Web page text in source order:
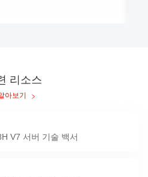
리소스
아보기
V7 서버 기술 백서